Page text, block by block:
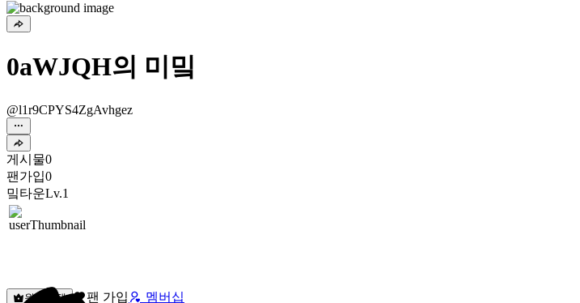
0aWJQH의 미밐
@l1r9CPYS4ZgAvhgez
게시물0
팬가입0
밐타운Lv.1
원픽선택 팬 가입 멤버십